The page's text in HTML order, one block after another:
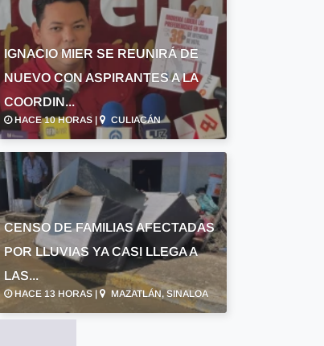
IGNACIO MIER SE REUNIRÁ DE
NUEVO CON ASPIRANTES A LA
COORDIN...
HACE 10 HORAS | CULIACÁN
CENSO DE FAMILIAS AFECTADAS
POR LLUVIAS YA CASI LLEGA A
LAS...
HACE 13 HORAS | MAZATLÁN, SINALOA